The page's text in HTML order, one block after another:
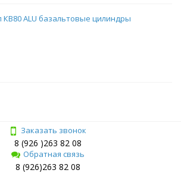
КВ80 ALU базальтовые цилиндры
Заказать звонок
8 (926 )263 82 08
Обратная связь
8 (926)263 82 08